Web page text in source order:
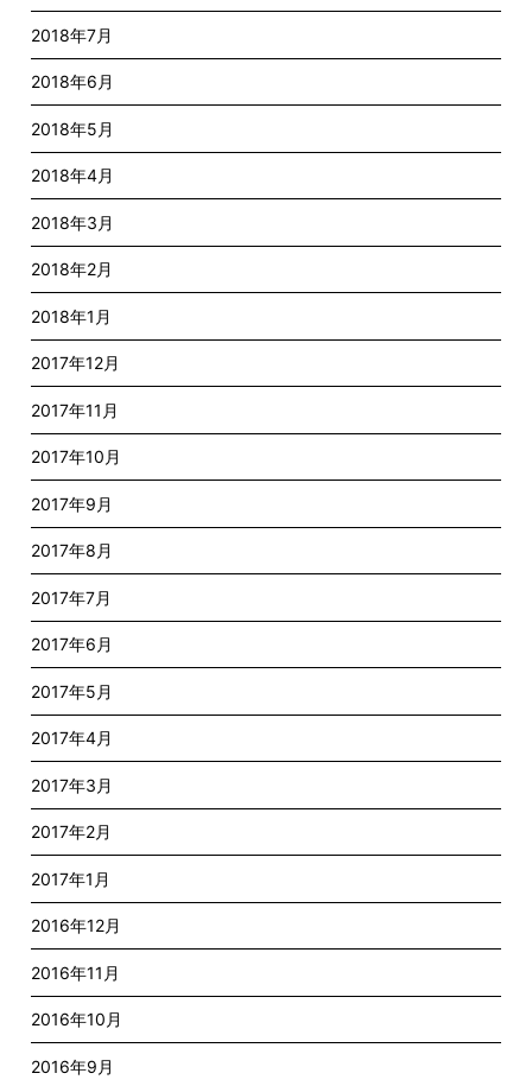
2018年7月
2018年6月
2018年5月
2018年4月
2018年3月
2018年2月
2018年1月
2017年12月
2017年11月
2017年10月
2017年9月
2017年8月
2017年7月
2017年6月
2017年5月
2017年4月
2017年3月
2017年2月
2017年1月
2016年12月
2016年11月
2016年10月
2016年9月